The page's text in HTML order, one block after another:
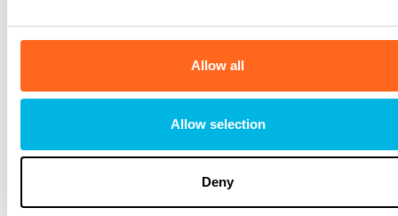
Allow all
Allow selection
Deny